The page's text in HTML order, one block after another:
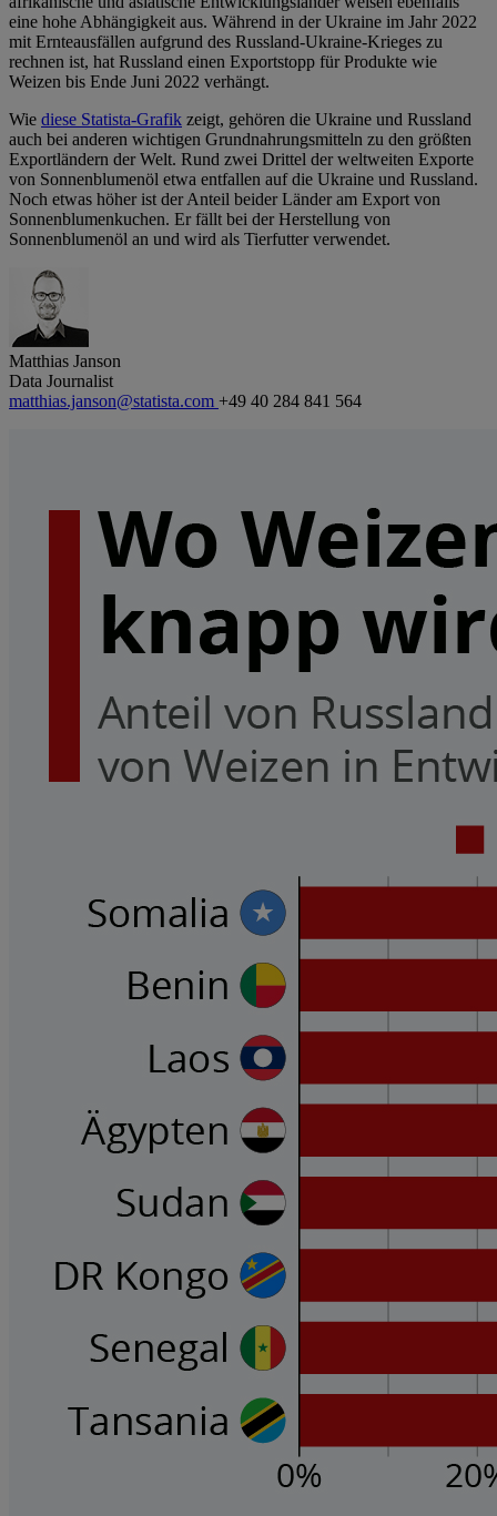
eine hohe Abhängigkeit aus. Während in der Ukraine im Jahr 2022
mit Ernteausfällen aufgrund des Russland-Ukraine-Krieges zu
rechnen ist, hat Russland einen Exportstopp für Produkte wie
Weizen bis Ende Juni 2022 verhängt.
Wie diese Statista-Grafik zeigt, gehören die Ukraine und Russland
auch bei anderen wichtigen Grundnahrungsmitteln zu den größten
Exportländern der Welt. Rund zwei Drittel der weltweiten Exporte
von Sonnenblumenöl etwa entfallen auf die Ukraine und Russland.
Noch etwas höher ist der Anteil beider Länder am Export von
Sonnenblumenkuchen. Er fällt bei der Herstellung von
Sonnenblumenöl an und wird als Tierfutter verwendet.
Matthias Janson
Data Journalist
matthias.janson@statista.com +49 40 284 841 564